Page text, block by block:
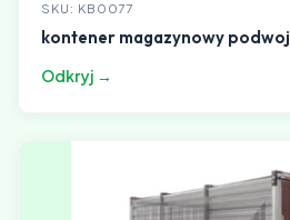
SKU: KB0077
kontener magazynowy
Odkryj →